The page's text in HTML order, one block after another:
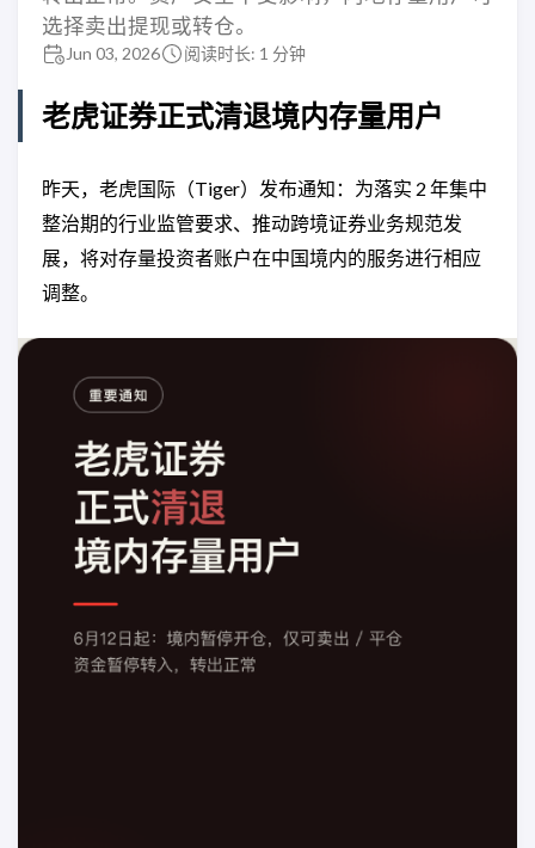
选择卖出提现或转仓。
Jun 03, 2026 阅读时长: 1 分钟
老虎证券正式清退境内存量用户
昨天，老虎国际（Tiger）发布通知：为落实 2 年集中
整治期的行业监管要求、推动跨境证券业务规范发
展，将对存量投资者账户在中国境内的服务进行相应
调整。